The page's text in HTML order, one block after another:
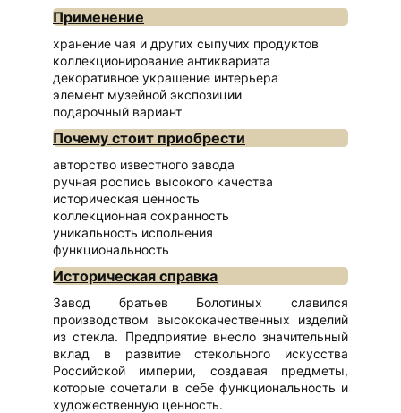
Применение
хранение чая и других сыпучих продуктов
коллекционирование антиквариата
декоративное украшение интерьера
элемент музейной экспозиции
подарочный вариант
Почему стоит приобрести
авторство известного завода
ручная роспись высокого качества
историческая ценность
коллекционная сохранность
уникальность исполнения
функциональность
Историческая справка
Завод братьев Болотиных славился
производством высококачественных изделий
из стекла. Предприятие внесло значительный
вклад в развитие стекольного искусства
Российской империи, создавая предметы,
которые сочетали в себе функциональность и
художественную ценность.